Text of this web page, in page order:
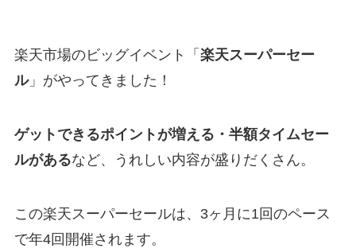
楽天市場のビッグイベント「 楽天スーパーセー
ル」がやってきました！
ゲットできるポイントが増える・半額タイムセー
ルがあるなど、うれしい内容が盛りだくさん。
この楽天スーパーセールは、3ヶ月に1回のペース
で年4回開催されます。